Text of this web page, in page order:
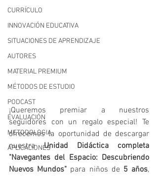
CURRÍCULO
INNOVACIÓN EDUCATIVA
SITUACIONES DE APRENDIZAJE
AUTORES
MATERIAL PREMIUM
MÉTODOS DE ESTUDIO
PODCAST
EVALUACIÓN
METODOLOGIA
APLICACIONES
¡Queremos premiar a nuestros
seguidores con un regalo especial! Te
ofrecemos la oportunidad de descargar
nuestra Unidad Didáctica completa
"Navegantes del Espacio: Descubriendo
Nuevos Mundos" para niños de 5 años,